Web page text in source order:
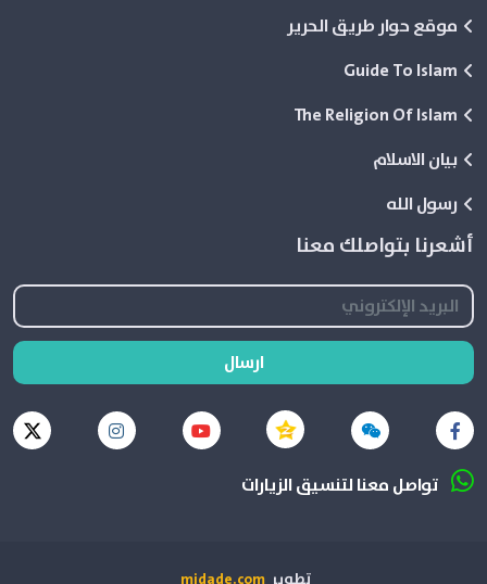
موقع حوار طريق الحرير
Guide To Islam
The Religion Of Islam
بيان الاسلام
رسول الله
أشعرنا بتواصلك معنا
ارسال
تواصل معنا لتنسيق الزيارات